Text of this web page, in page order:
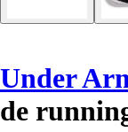
Under
de